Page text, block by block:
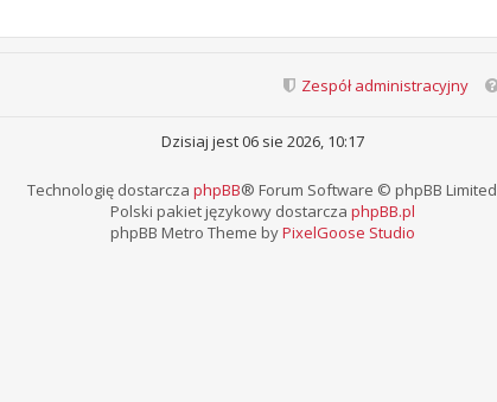
Zespół administracyjny
Dzisiaj jest 06 sie 2026, 10:17
Technologię dostarcza phpBB® Forum Software © phpBB Limited
Polski pakiet językowy dostarcza phpBB.pl
phpBB Metro Theme byPixelGoose Studio